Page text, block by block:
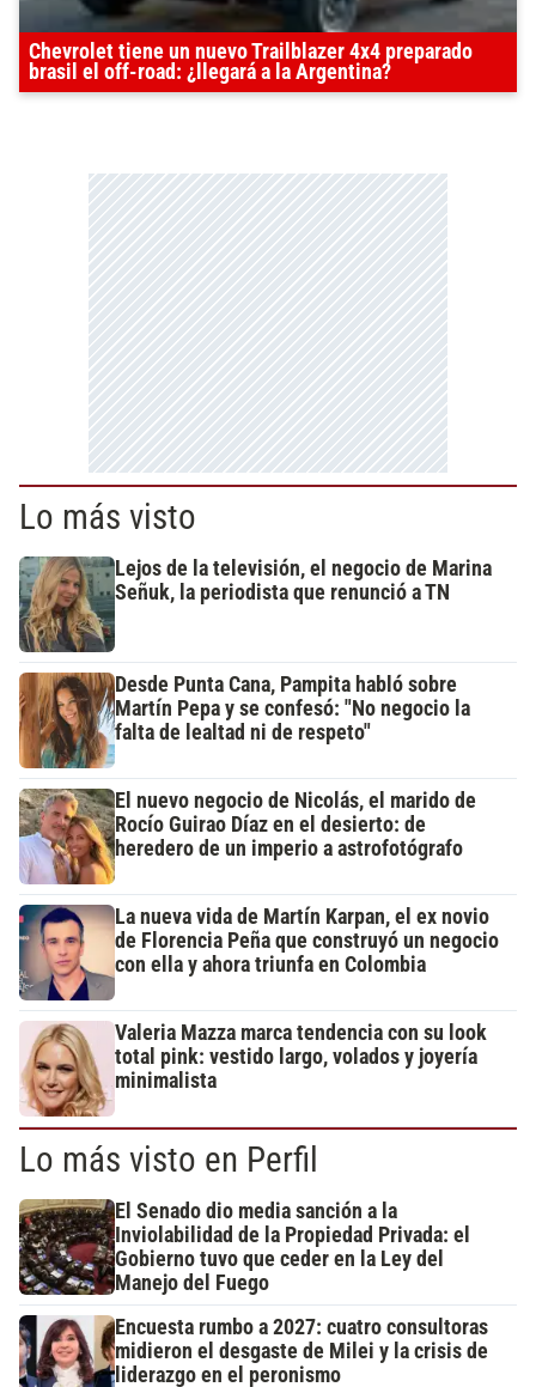
Chevrolet tiene un nuevo Trailblazer 4x4 preparado
brasil el off-road: ¿llegará a la Argentina?
Lo más visto
Lejos de la televisión, el negocio de Marina
Señuk, la periodista que renunció a TN
Desde Punta Cana, Pampita habló sobre
Martín Pepa y se confesó: "No negocio la
falta de lealtad ni de respeto"
El nuevo negocio de Nicolás, el marido de
Rocío Guirao Díaz en el desierto: de
heredero de un imperio a astrofotógrafo
La nueva vida de Martín Karpan, el ex novio
de Florencia Peña que construyó un negocio
con ella y ahora triunfa en Colombia
Valeria Mazza marca tendencia con su look
total pink: vestido largo, volados y joyería
minimalista
Lo más visto en Perfil
El Senado dio media sanción a la
Inviolabilidad de la Propiedad Privada: el
Gobierno tuvo que ceder en la Ley del
Manejo del Fuego
Encuesta rumbo a 2027: cuatro consultoras
midieron el desgaste de Milei y la crisis de
liderazgo en el peronismo